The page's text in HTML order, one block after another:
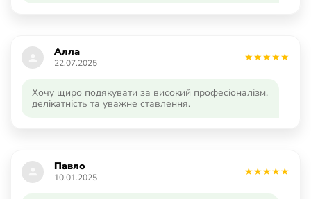
Хочу щиро подякувати за високий професіоналізм,
делікатність та уважне ставлення.
22.07.2025
Алла
10.01.2025
Павло